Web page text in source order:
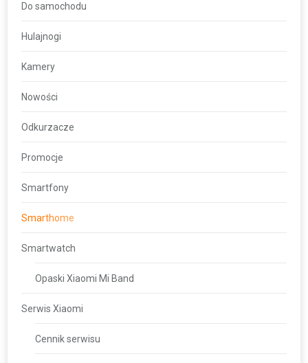
Do samochodu
Hulajnogi
Kamery
Nowości
Odkurzacze
Promocje
Smartfony
Smarthome
Smartwatch
Opaski Xiaomi Mi Band
Serwis Xiaomi
Cennik serwisu